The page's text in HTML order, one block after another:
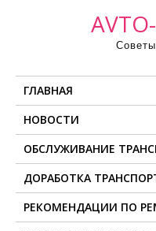
ГЛАВНАЯ
НОВОСТИ
ОБСЛУЖИВАНИЕ
ДОРАБОТКА
РЕКОМЕНДАЦИИ ПО